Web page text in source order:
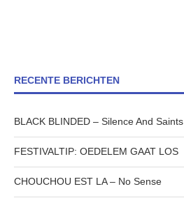
RECENTE BERICHTEN
BLACK BLINDED – Silence And Saints
FESTIVALTIP: OEDELEM GAAT LOS
CHOUCHOU EST LA – No Sense